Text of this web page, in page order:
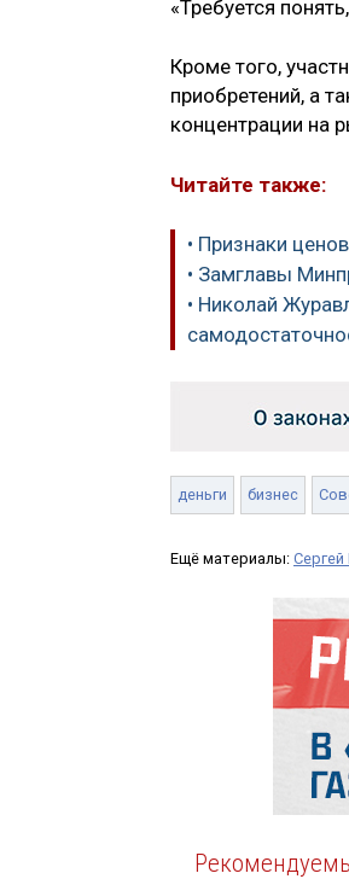
«Требуется
Кроме того,
приобретений, а
концентрации на
Читайте также:
• Признаки
• Замглавы
• Николай
деньги бизнес
Ещё материалы: